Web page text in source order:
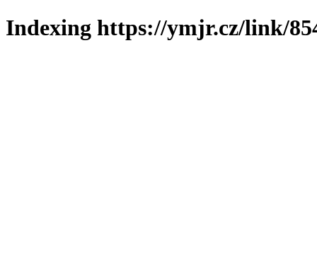
Indexing https://ymjr.cz/link/